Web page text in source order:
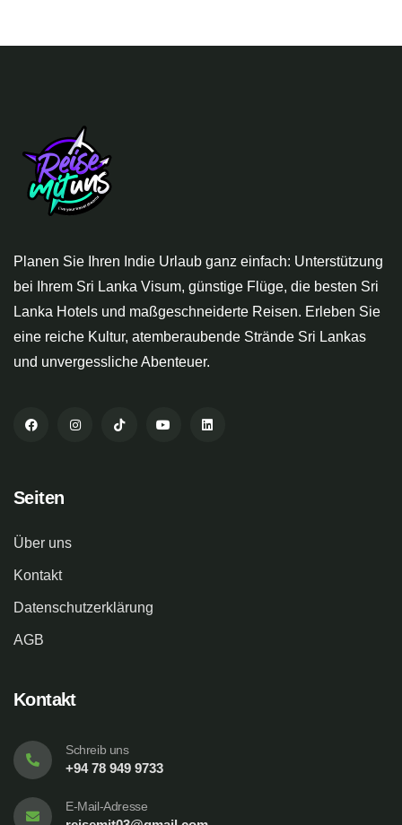
Planen Sie Ihren Indie Urlaub ganz einfach: Unterstützung
bei Ihrem Sri Lanka Visum, günstige Flüge, die besten Sri
Lanka Hotels und maßgeschneiderte Reisen. Erleben Sie
eine reiche Kultur, atemberaubende Strände Sri Lankas
und unvergessliche Abenteuer.
Seiten
Über uns
Kontakt
Datenschutzerklärung
AGB
Kontakt
Schreib uns
+94 78 949 9733
E-Mail-Adresse